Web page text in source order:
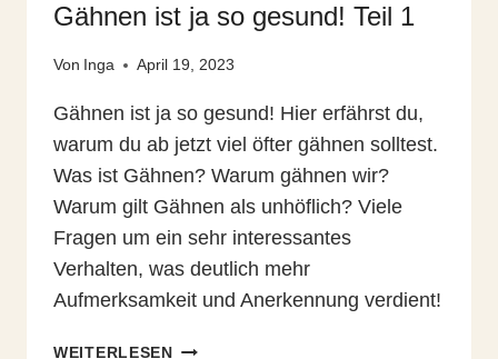
Gähnen ist ja so gesund! Teil 1
Von Inga April 19, 2023
Gähnen ist ja so gesund! Hier erfährst du,
warum du ab jetzt viel öfter gähnen solltest.
Was ist Gähnen? Warum gähnen wir?
Warum gilt Gähnen als unhöflich? Viele
Fragen um ein sehr interessantes
Verhalten, was deutlich mehr
Aufmerksamkeit und Anerkennung verdient!
WEITERLESENGÄHNEN